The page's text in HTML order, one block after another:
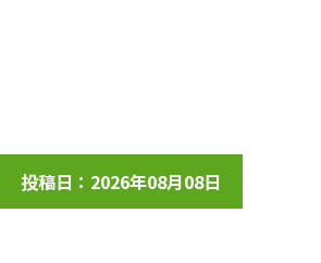
投稿日：2026年08月08日